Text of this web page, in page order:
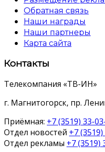
Обратная связь
Наши награды
Наши партнеры
Карта сайта
Контакты
Телекомпания «ТВ-ИН»
г. Магнитогорск, пр.
Приёмная: +7 (3519) 33-
Отдел новостей +7
Отдел рекламы +7 (3519)